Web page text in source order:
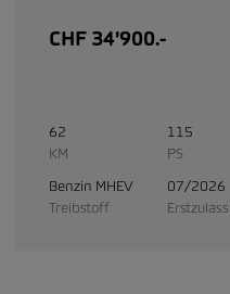
CHF 34'900.-
62
KM
115
PS
Benzin MHEV
Treibstoff
07/2026